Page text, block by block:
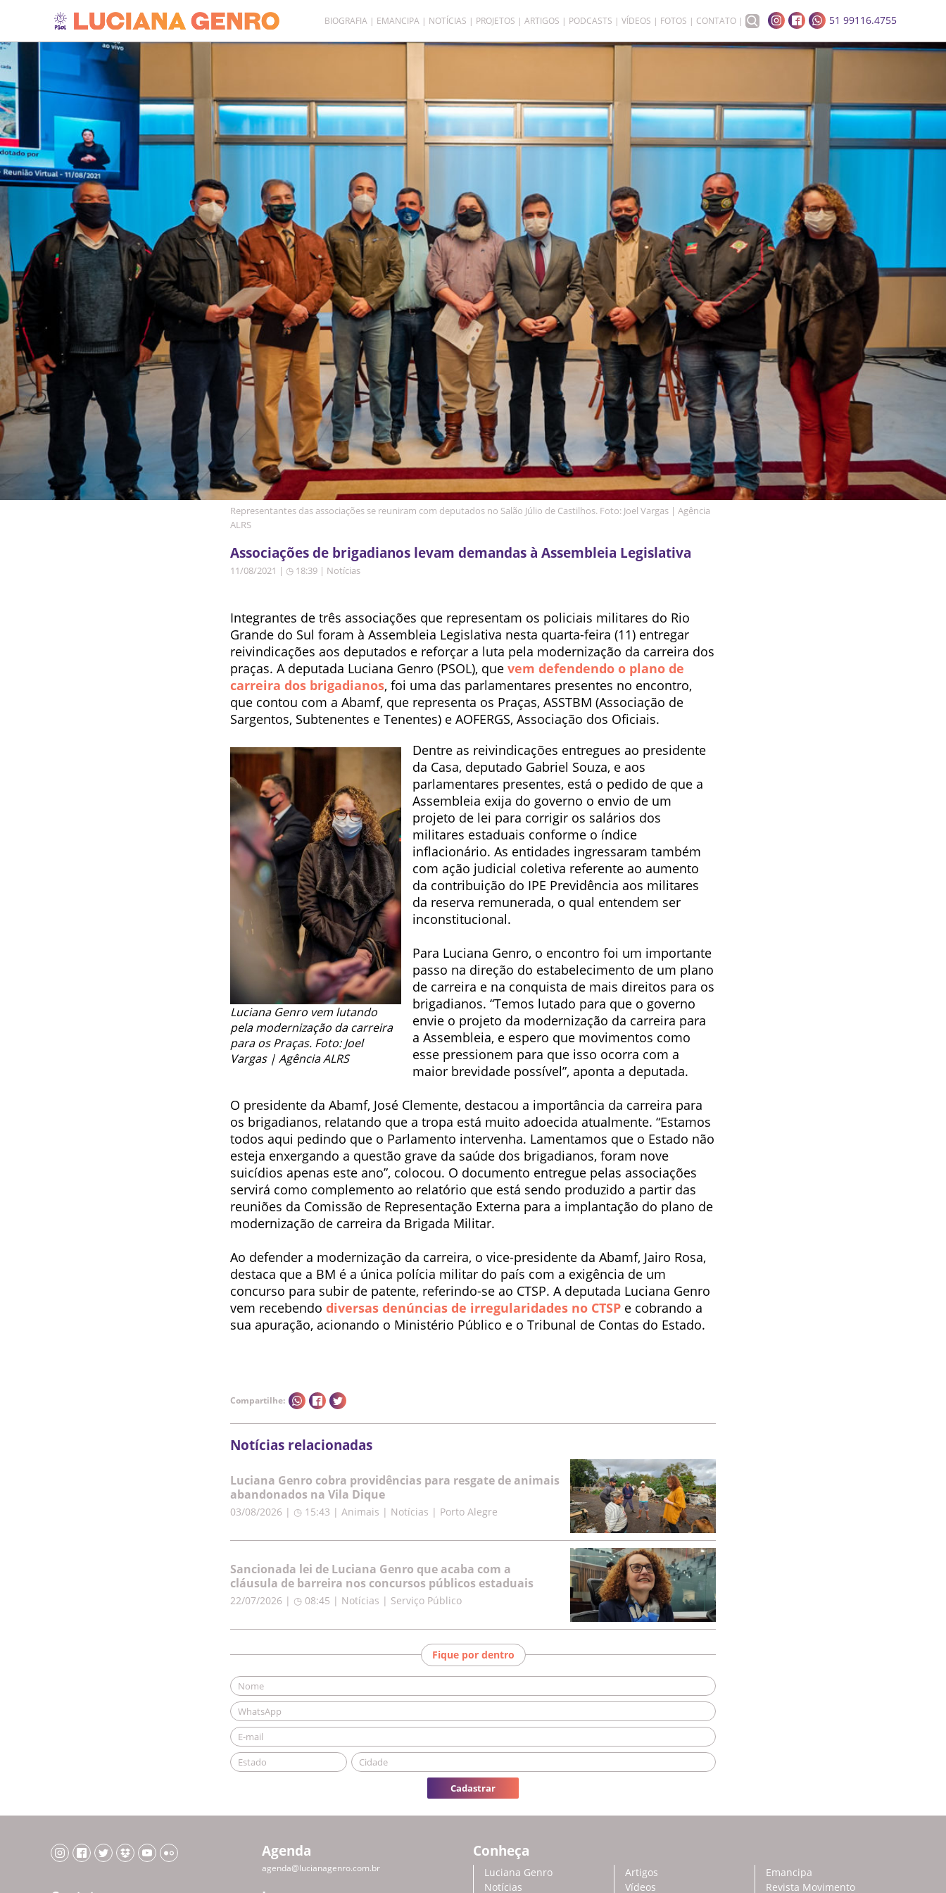
BIOGRAFIA EMANCIPA NOTÍCIAS PROJETOS ARTIGOS PODCASTS VÍDEOS FOTOS CONTATO 51 99116.4755
Representantes das associações se reuniram com deputados no Salão Júlio de Castilhos. Foto: Joel Vargas | Agência
ALRS
Associações de brigadianos levam demandas à Assembleia Legislativa
11/08/2021 | ◷ 18:39 | Notícias
Integrantes de três associações que representam os policiais militares do Rio
Grande do Sul foram à Assembleia Legislativa nesta quarta-feira (11) entregar
reivindicações aos deputados e reforçar a luta pela modernização da carreira dos
praças. A deputada Luciana Genro (PSOL), que vem defendendo o plano de
carreira dos brigadianos, foi uma das parlamentares presentes no encontro,
que contou com a Abamf, que representa os Praças, ASSTBM (Associação de
Sargentos, Subtenentes e Tenentes) e AOFERGS, Associação dos Oficiais.
Luciana Genro vem lutando
pela modernização da carreira
para os Praças. Foto: Joel
Vargas | Agência ALRS
Dentre as reivindicações entregues ao presidente
da Casa, deputado Gabriel Souza, e aos
parlamentares presentes, está o pedido de que a
Assembleia exija do governo o envio de um
projeto de lei para corrigir os salários dos
militares estaduais conforme o índice
inflacionário. As entidades ingressaram também
com ação judicial coletiva referente ao aumento
da contribuição do IPE Previdência aos militares
da reserva remunerada, o qual entendem ser
inconstitucional.
Para Luciana Genro, o encontro foi um importante
passo na direção do estabelecimento de um plano
de carreira e na conquista de mais direitos para os
brigadianos. “Temos lutado para que o governo
envie o projeto da modernização da carreira para
a Assembleia, e espero que movimentos como
esse pressionem para que isso ocorra com a
maior brevidade possível”, aponta a deputada.
O presidente da Abamf, José Clemente, destacou a importância da carreira para
os brigadianos, relatando que a tropa está muito adoecida atualmente. “Estamos
todos aqui pedindo que o Parlamento intervenha. Lamentamos que o Estado não
esteja enxergando a questão grave da saúde dos brigadianos, foram nove
suicídios apenas este ano”, colocou. O documento entregue pelas associações
servirá como complemento ao relatório que está sendo produzido a partir das
reuniões da Comissão de Representação Externa para a implantação do plano de
modernização de carreira da Brigada Militar.
Ao defender a modernização da carreira, o vice-presidente da Abamf, Jairo Rosa,
destaca que a BM é a única polícia militar do país com a exigência de um
concurso para subir de patente, referindo-se ao CTSP. A deputada Luciana Genro
vem recebendo diversas denúncias de irregularidades no CTSP e cobrando a
sua apuração, acionando o Ministério Público e o Tribunal de Contas do Estado.
Compartilhe:
Notícias relacionadas
Luciana Genro cobra providências para resgate de animais
abandonados na Vila Dique
03/08/2026 | ◷ 15:43 | Animais | Notícias | Porto Alegre
Sancionada lei de Luciana Genro que acaba com a
cláusula de barreira nos concursos públicos estaduais
22/07/2026 | ◷ 08:45 | Notícias | Serviço Público
Fique por dentro
Cadastrar
Agenda
agenda@lucianagenro.com.br
Conheça
Luciana Genro
Notícias
Artigos
Vídeos
Emancipa
Revista Movimento